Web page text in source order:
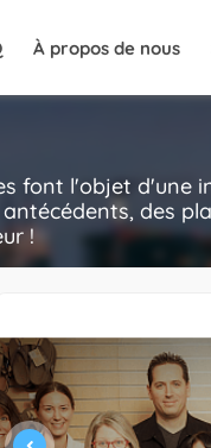
À propos de nous
font l'objet d'une
des
!